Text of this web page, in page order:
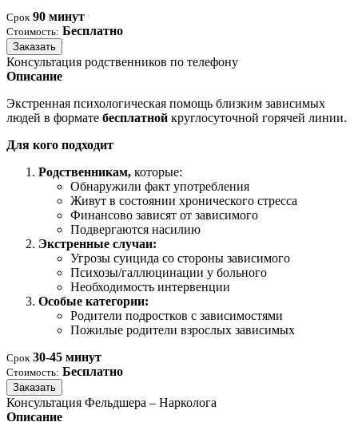
Срок 90 минут
Стоимость: Бесплатно
Заказать
Консультация родственников по телефону
Описание
Экстренная психологическая помощь близким зависимых
людей в формате бесплатной круглосуточной горячей линии.
Для кого подходит
Родственникам, которые:
Обнаружили факт употребления
Живут в состоянии хронического стресса
Финансово зависят от зависимого
Подвергаются насилию
Экстренные случаи:
Угрозы суицида со стороны зависимого
Психозы/галлюцинации у больного
Необходимость интервенции
Особые категории:
Родители подростков с зависимостями
Пожилые родители взрослых зависимых
Срок 30-45 минут
Стоимость: Бесплатно
Заказать
Консультация Фельдшера – Нарколога
Описание